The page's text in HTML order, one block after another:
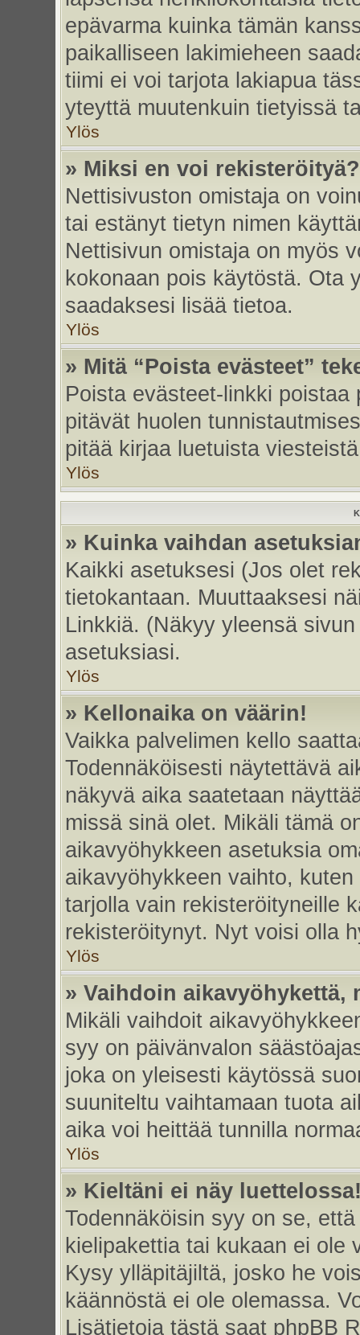
epävarma kuinka tämän
paikalliseen lakimieheen
tiimi ei voi tarjota lakiapua
yteyttä muutenkuin tietyissä
Ylös
» Miksi en voi rekisteröityä?
Nettisivuston omistaja on
tai estänyt tietyn nimen
Nettisivun omistaja on myös
kokonaan pois käytöstä. Ota
saadaksesi lisää tietoa.
Ylös
» Mitä “Poista evästeet”
Poista evästeet-linkki
pitävät huolen
pitää kirjaa luetuista
Ylös
» Kuinka vaihdan
Kaikki asetuksesi (Jos olet
tietokantaan. Muuttaaksesi
Linkkiä. (Näkyy yleensä
asetuksiasi.
Ylös
» Kellonaika on väärin!
Vaikka palvelimen kello
Todennäköisesti näytettävä
näkyvä aika saatetaan
missä sinä olet. Mikäli tämä
aikavyöhykkeen asetuksia
aikavyöhykkeen vaihto,
tarjolla vain rekisteröityneille
rekisteröitynyt. Nyt voisi olla
Ylös
» Vaihdoin
Mikäli vaihdoit
syy on päivänvalon
joka on yleisesti käytössä
suuniteltu vaihtamaan tuota
aika voi heittää tunnilla
Ylös
» Kieltäni ei näy
Todennäköisin syy on se,
kielipakettia tai kukaan ei ole
Kysy ylläpitäjiltä, josko he
käännöstä ei ole olemassa.
Lisätietoja tästä saat phpBB